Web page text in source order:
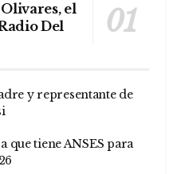
el
Del
y representante de
que tiene ANSES para